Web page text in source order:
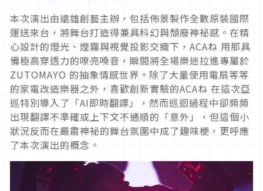
本次演出由遠雄創藝主辦，包括佈景製作全數原裝國際
運送來台，將舞台打造得兼具科幻與頹廢神祕感。在精
心設計的燈光、煙霧與視覺投影交織下，ACAね 用那具
備極高穿透力的嘹亮嗓音，瞬間將全場樂迷拉進專屬於
ZUTOMAYO 的抽象情感世界。 除了大量使用電扇等等
的家電改造樂器之外，喜歡創新實驗的ACAね 在這次亞
巡特別導入了「AI即時翻譯」，然而巡迴過程中卻頻頻
出現翻譯不準確或上下文不通順的「意外」，但這個小
狀況反而在嚴肅神祕的舞台氛圍中成了趣味梗，更呼應
了本次演出的概念。